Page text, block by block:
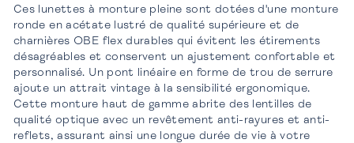
Ces lunettes à monture pleine sont dotées d'une monture
ronde en acétate lustré de qualité supérieure et de
charnières OBE flex durables qui évitent les étirements
désagréables et conservent un ajustement confortable et
personnalisé. Un pont linéaire en forme de trou de serrure
ajoute un attrait vintage à la sensibilité ergonomique.
Cette monture haut de gamme abrite des lentilles de
qualité optique avec un revêtement anti-rayures et anti-
reflets, assurant ainsi une longue durée de vie à votre